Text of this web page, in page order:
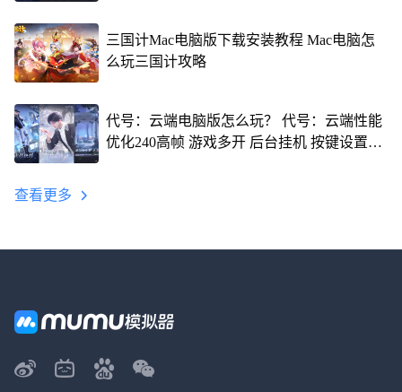
三国计Mac电脑版下载安装教程 Mac电脑怎
么玩三国计攻略
代号：云端电脑版怎么玩？ 代号：云端性能
优化240高帧 游戏多开 后台挂机 按键设置教
查看更多